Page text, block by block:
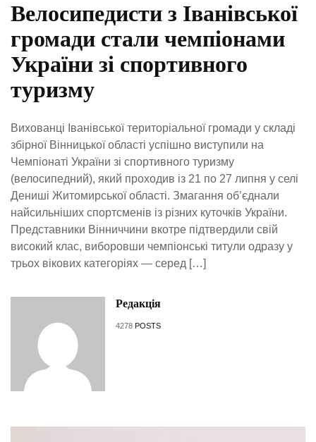
Велосипедисти з Іванівської
громади стали чемпіонами
України зі спортивного
туризму
Вихованці Іванівської територіальної громади у складі
збірної Вінницької області успішно виступили на
Чемпіонаті України зі спортивного туризму
(велосипедний), який проходив із 21 по 27 липня у селі
Дениші Житомирської області. Змагання об’єднали
найсильніших спортсменів із різних куточків України.
Представники Вінниччини вкотре підтвердили свій
високий клас, виборовши чемпіонські титули одразу у
трьох вікових категоріях — серед […]
Редакція
4278 POSTS